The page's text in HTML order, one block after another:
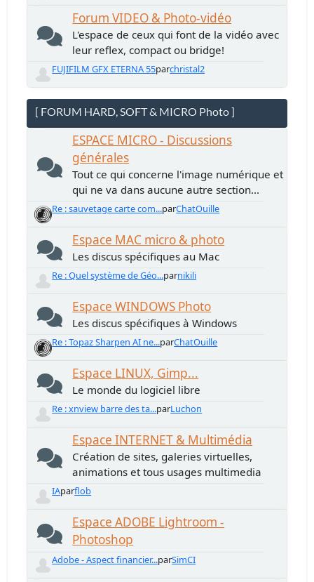
Forum VIDEO & Photo-vidéo
L'espace de ceux qui font de la vidéo avec
leur reflex, compact ou bridge!
FUJIFILM GFX ETERNA 55parchristal2
[ FORUM HARD, SOFT & MICRO Photo ]
ESPACE MICRO - Discussions
générales
Tout ce qui concerne l'image numérique et
qui ne va dans aucune autre section...
Re : sauvetage carte com...parChatOuille
Espace MAC micro & photo
Les discus spécifiques au Mac
Re : Quel système de Géo...parnikili
Espace WINDOWS Photo
Les discus spécifiques à Windows
Re : Topaz Sharpen AI ne...parChatOuille
Espace LINUX, Gimp...
Le monde du logiciel libre
Re : xnview barre des ta...parLuchon
Espace INTERNET & Multimédia
Création de sites, galeries virtuelles,
animations et tous usages multimedia
IAparflob
Espace ADOBE Lightroom -
Photoshop
Adobe - Aspect financier...parSimCI